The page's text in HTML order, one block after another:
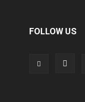
FOLLOW US